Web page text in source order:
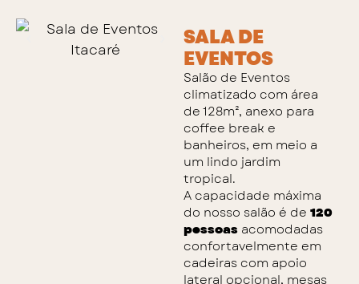
SALA DE
EVENTOS
Salão de Eventos
climatizado com área
de 128m², anexo para
coffee break e
banheiros, em meio a
um lindo jardim
tropical.
A capacidade máxima
do nosso salão é de 120
pessoasacomodadas
confortavelmente em
cadeiras com apoio
lateral opcional, mesas